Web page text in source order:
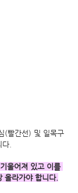
(빨간선) 및 일목구
.
울어져 있고 이를
올라가야 합니다.